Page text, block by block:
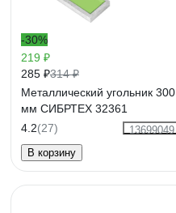
-30%
219 ₽
285 ₽314 ₽
Металлический угольник 300
мм СИБРТЕХ 32361
4.2(27)
13699049
В корзину